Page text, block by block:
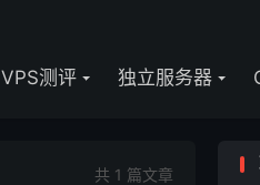
VPS测评 独立服务器
共 1 篇文章